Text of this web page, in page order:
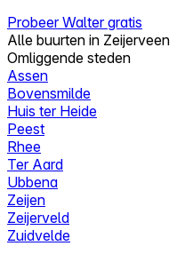
Probeer Walter gratis
Alle buurten in Zeijerveen
Omliggende steden
Assen
Bovensmilde
Huis ter Heide
Peest
Rhee
Ter Aard
Ubbena
Zeijen
Zeijerveld
Zuidvelde